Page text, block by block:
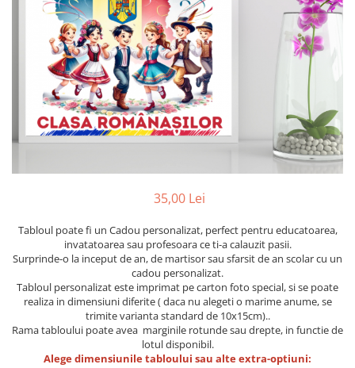
Cadouri barbati
Seturi cadou barbati
Seturi cadou barbati portofel si curea
Ceasuri pentru EL
Cadouri craciun barbati
Cadouri personalizate barbati
Caciuli copii
Cadouri copii 1 an
Cadouri craciun copii
Sticlă pentru apa Personalizată
Sepci personalizate
Seturi cadou pentru copii KID's Collection
Lenjerii de pat pentru copii
Etichete scolare
Sepci personalizate
Bannere personalizate scoli si gradinite
Caserole personalizate sandwich
Saculeti personalizati
Sticla de apa personalizata
35,00 Lei
Tabloul poate fi un Cadou personalizat, perfect pentru educatoarea,
invatatoarea sau profesoara ce ti-a calauzit pasii.
Surprinde-o la inceput de an, de martisor sau sfarsit de an scolar cu un
cadou personalizat.
Tabloul personalizat este imprimat pe carton foto special, si se poate
realiza in dimensiuni diferite ( daca nu alegeti o marime anume, se
trimite varianta standard de 10x15cm)..
Rama tabloului poate avea marginile rotunde sau drepte, in functie de
lotul disponibil.
Alege dimensiunile tabloului sau alte extra-optiuni: